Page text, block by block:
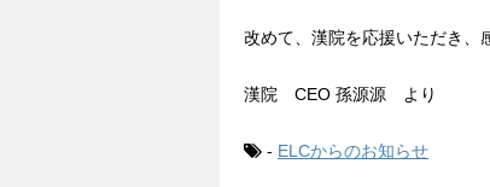
改めて、漢院を応援いただき、
漢院 CEO 孫源源 より
- ELCからのお知らせ